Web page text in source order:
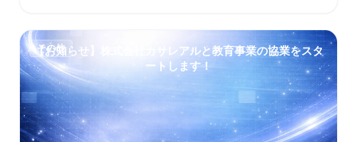
【お知らせ】株式会社カサレアルと教育事業の協業をスタ
ートします！
その他